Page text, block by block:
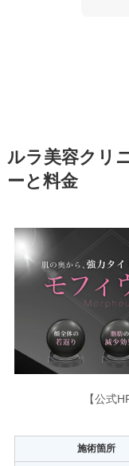
ルラ美容クリ
ーと料金
【公式
施術箇所